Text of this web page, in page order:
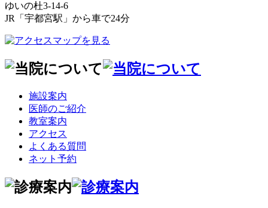
ゆいの杜3-14-6
JR「宇都宮駅」から車で24分
施設案内
医師のご紹介
教室案内
アクセス
よくある質問
ネット予約